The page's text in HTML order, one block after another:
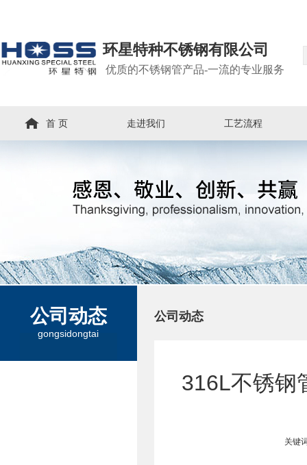
环星特种不锈钢有限公司
优质的不锈钢管产品-一流的专业服务
首 页 走进我们 工艺流程
公司动态
gongsidongtai
公司动态
316L不锈钢
关键